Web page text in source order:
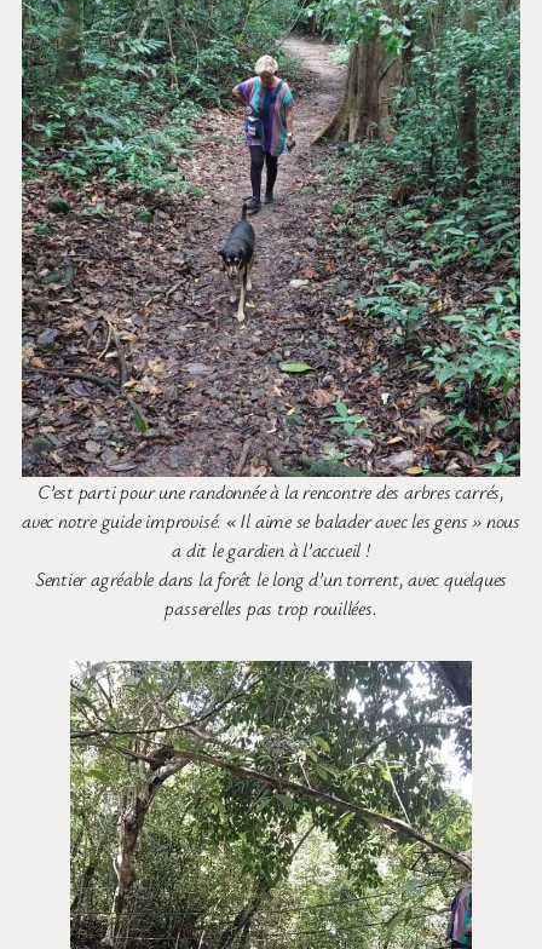
C’est parti pour une randonnée à la rencontre des arbres carrés,
avec notre guide improvisé. « Il aime se balader avec les gens » nous
a dit le gardien à l’accueil !
Sentier agréable dans la forêt le long d’un torrent, avec quelques
passerelles pas trop rouillées.